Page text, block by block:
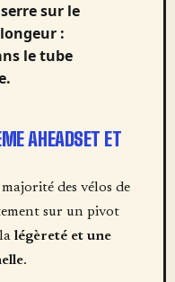
sur le
:
le tube
AHEADSET ET
des vélos de
sur un pivot
légèreté et une
.